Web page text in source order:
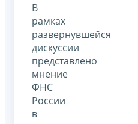
В
рамках
развернувшейся
дискуссии
представлено
мнение
ФНС
России
в